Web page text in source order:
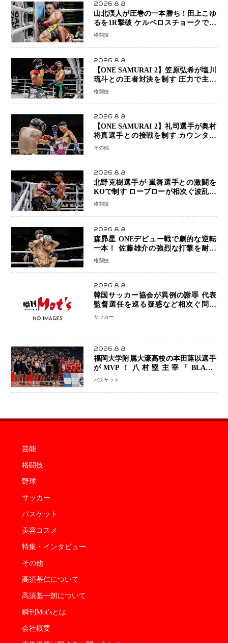
2026.8.8
山北渓人が圧巻の一本勝ち！田上こゆ
るを1R撃破 ケルベロスチョークで存
在感を示す
格闘技
2026.8.8
【ONE SAMURAI 2】笠原弘希が塩川
琉斗との王者対決を制す 圧力で主導
権を握り判定勝利
格闘技
2026.8.8
【ONE SAMURAI 2】礼司選手が奥村
将真選手との接戦を制す カウンター
と正確な打撃で判定勝利
その他
2026.8.8
北野克樹選手が 嵐舞選手との激闘を
KOで制す ローブローが相次ぐ波乱の
展開…涙の勝利「生まれてくる娘のた
格闘技
2026.8.8
森昴星 ONEデビュー戦で劇的な逆転
一本！ 佐藤雄介の強烈な打撃を耐え
抜き、リアネイキッドチョークで勝利
格闘技
2026.8.8
韓国サッカー協会が異例の謝罪 代表
監督選任を巡る疑惑など相次ぐ問題
「組織の刷新」誓う
サッカー
2026.8.8
福岡大学附属大濠高校の本田蕗以選手
がMVP！八村塁主宰「BLACK
SAMURAI SUMMIT 2026」で存在
なった」
バスケット
芸能
格闘技
野球
サッカー
バスケット
美容コスメ
特集・インタビュー
その他
高須基仁について
高須基一朗について
瞬刊Mot'sとは
会社概要